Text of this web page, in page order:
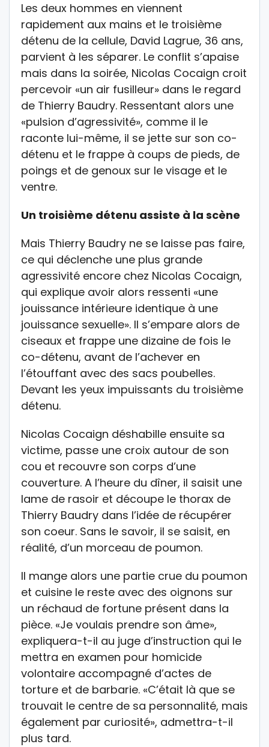
Les deux hommes en viennent
rapidement aux mains et le troisième
détenu de la cellule, David Lagrue, 36 ans,
parvient à les séparer. Le conflit s’apaise
mais dans la soirée, Nicolas Cocaign croit
percevoir «un air fusilleur» dans le regard
de Thierry Baudry. Ressentant alors une
«pulsion d’agressivité», comme il le
raconte lui-même, il se jette sur son co-
détenu et le frappe à coups de pieds, de
poings et de genoux sur le visage et le
ventre.
Un troisième détenu assiste à la scène
Mais Thierry Baudry ne se laisse pas faire,
ce qui déclenche une plus grande
agressivité encore chez Nicolas Cocaign,
qui explique avoir alors ressenti «une
jouissance intérieure identique à une
jouissance sexuelle». Il s’empare alors de
ciseaux et frappe une dizaine de fois le
co-détenu, avant de l’achever en
l’étouffant avec des sacs poubelles.
Devant les yeux impuissants du troisième
détenu.
Nicolas Cocaign déshabille ensuite sa
victime, passe une croix autour de son
cou et recouvre son corps d’une
couverture. A l’heure du dîner, il saisit une
lame de rasoir et découpe le thorax de
Thierry Baudry dans l’idée de récupérer
son coeur. Sans le savoir, il se saisit, en
réalité, d’un morceau de poumon.
Il mange alors une partie crue du poumon
et cuisine le reste avec des oignons sur
un réchaud de fortune présent dans la
pièce. «Je voulais prendre son âme»,
expliquera-t-il au juge d’instruction qui le
mettra en examen pour homicide
volontaire accompagné d’actes de
torture et de barbarie. «C’était là que se
trouvait le centre de sa personnalité, mais
également par curiosité», admettra-t-il
plus tard.